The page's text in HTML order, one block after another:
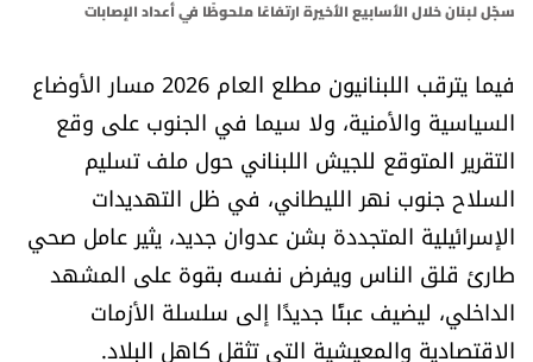
تحت المجهر
آراء
اقتصاد
العالم
سجّل لبنان خلال الأسابيع الأخيرة ارتفاعًا ملحوظًا في أعداد الإصابات
فيما يترقب اللبنانيون مطلع العام 2026 مسار الأوضاع
السياسية والأمنية، ولا سيما في الجنوب على وقع
التقرير المتوقع للجيش اللبناني حول ملف تسليم
السلاح جنوب نهر الليطاني، في ظل التهديدات
الإسرائيلية المتجددة بشن عدوان جديد، يثير عامل صحي
طارئ قلق الناس ويفرض نفسه بقوة على المشهد
الداخلي، ليضيف عبئًا جديدًا إلى سلسلة الأزمات
الاقتصادية والمعيشية التي تثقل كاهل البلاد.